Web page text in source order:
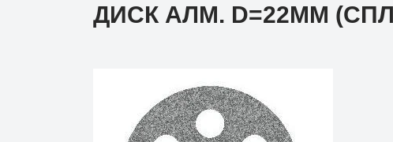
ДИСК АЛМ. D=22ММ